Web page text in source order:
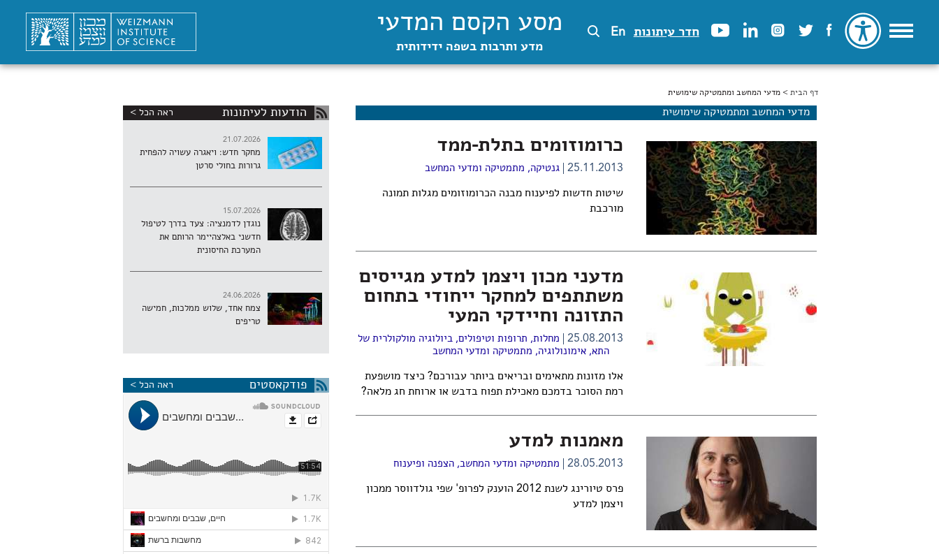
חדר עיתונות En מסע הקסם המדעי
מדע ותרבות בשפה ידידותית
הינך נמצא כאן
דף הבית > מדעי המחשב ומתמטיקה שימושית
מדעי המחשב ומתמטיקה שימושית
כרומוזומים בתלת-ממד
25.11.2013 גנטיקה, מתמטיקה ומדעי המחשב
שיטות חדשות לפיענוח מבנה הכרומוזומים מגלות תמונה
מורכבת
מדעני מכון ויצמן למדע מגייסים
משתתפים למחקר ייחודי בתחום
התזונה וחיידקי המעי
25.08.2013 מחלות, תרופות וטיפולים,ביולוגיה מולקולרית של
התא,אימונולוגיה, מתמטיקה ומדעי המחשב
אלו מזונות מתאימים ובריאים ביותר עבורכם? כיצד מושפעת
רמת הסוכר בדמכם מאכילת תפוח בדבש או ארוחת חג מלאה?
מאמנות למדע
28.05.2013 מתמטיקה ומדעי המחשב,הצפנה ופיענוח
פרס טיורינג לשנת 2012 הוענק לפרופ' שפי גולדווסר ממכון
ויצמן למדע
הודעות לעיתונות ראה הכל >
21.07.2026
מחקר חדש: ויאגרה עשויה להפחית
גרורות בחולי סרטן
15.07.2026
נוגדן לדמנציה: צעד בדרך לטיפול
חדשני באלצהיימר הרותם את
המערכת החיסונית
24.06.2026
צמח אחד, שלוש ממלכות, חמישה
טריפים
פודקאסטים ראה הכל >